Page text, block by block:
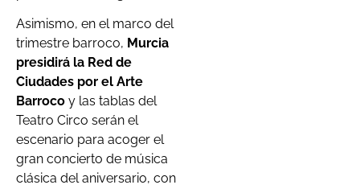
Asimismo, en el marco del
trimestre barroco, Murcia
presidirá la Red de
Ciudades por el Arte
Barroco y las tablas del
Teatro Circo serán el
escenario para acoger el
gran concierto de música
clásica del aniversario, con